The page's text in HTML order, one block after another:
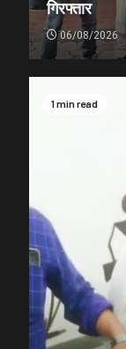
गिरफ्तार
06/08/2026
1 min read